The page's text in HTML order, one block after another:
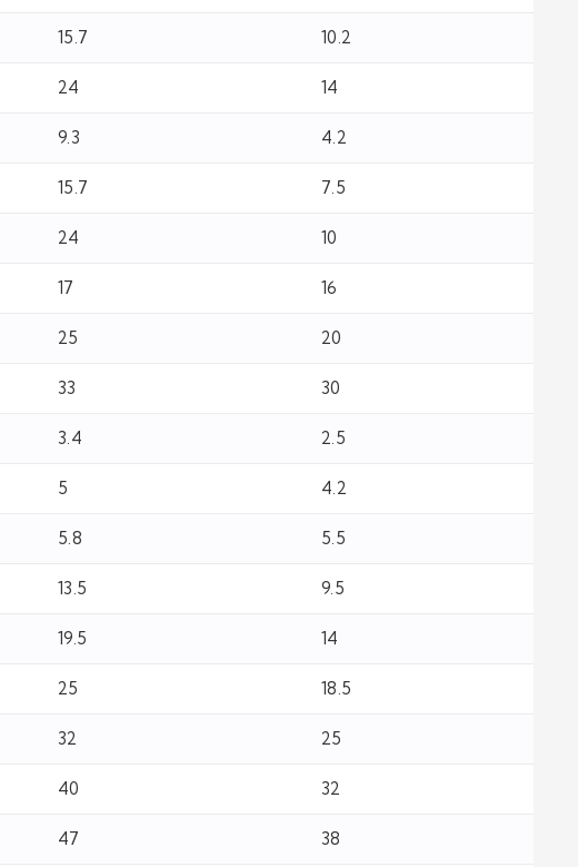
15.7 10.2
24 14
9.3 4.2
15.7 7.5
24 10
17 16
25 20
33 30
3.4 2.5
5 4.2
5.8 5.5
13.5 9.5
19.5 14
25 18.5
32 25
40 32
47 38